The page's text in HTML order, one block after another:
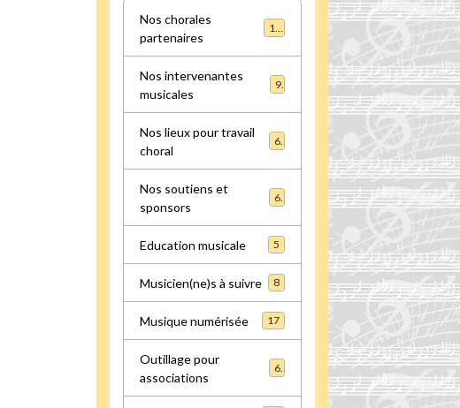
Nos chorales
partenaires
Nos intervenantes
musicales
9
Nos lieux pour travail
choral
Nos soutiens et
sponsors
6
Education musicale 5
Musicien(ne)s à suivre 8
Musique numérisée 17
Outillage pour
associations